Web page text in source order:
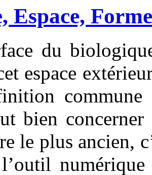
Espace, Forme
du
espace
commune
bien
le plus ancien,